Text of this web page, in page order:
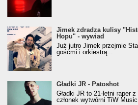
Jimek zdradza kulisy "Historii
Hopu" - wywiad
Jimek zdradza kulisy
Hopu" - wywiad
Już jutro Jimek przejmie
gośćmi i orkiestrą...
Gładki JR - Patoshot
Gładki JR - Patoshot
Gładki JR to 21-letni raper
członek wytwórni TiW